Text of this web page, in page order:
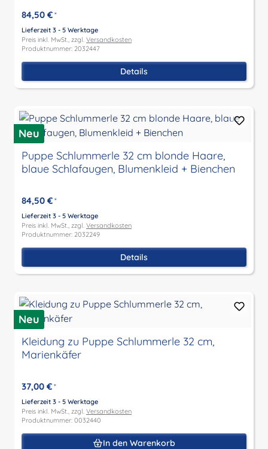
84,50 € *
Lieferzeit 3 - 5 Werktage
Preis inkl. MwSt., zzgl. Versandkosten
Produktnummer: 2032447
Details
Neu
Puppe Schlummerle 32 cm blonde Haare,
blaue Schlafaugen, Blumenkleid + Bienchen
84,50 € *
Lieferzeit 3 - 5 Werktage
Preis inkl. MwSt., zzgl. Versandkosten
Produktnummer: 2032249
Details
Neu
Kleidung zu Puppe Schlummerle 32 cm,
Marienkäfer
37,00 € *
Lieferzeit 3 - 5 Werktage
Preis inkl. MwSt., zzgl. Versandkosten
Produktnummer: 0032440
In den Warenkorb